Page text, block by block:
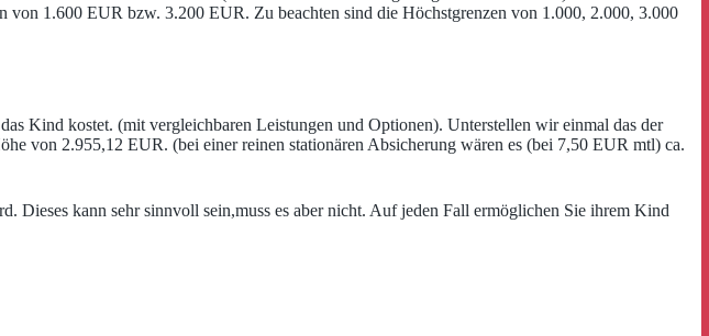
von 1.600 EUR bzw. 3.200 EUR. Zu beachten sind die Höchstgrenzen von 1.000, 2.000, 3.000
Kind kostet. (mit vergleichbaren Leistungen und Optionen). Unterstellen wir einmal das der
von 2.955,12 EUR. (bei einer reinen stationären Absicherung wären es (bei 7,50 EUR mtl) ca.
Dieses kann sehr sinnvoll sein,muss es aber nicht. Auf jeden Fall ermöglichen Sie ihrem Kind